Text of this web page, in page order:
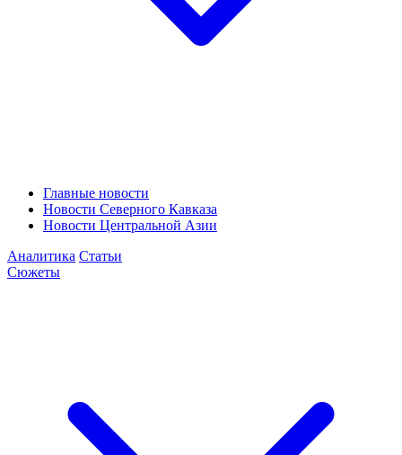
Главные новости
Новости Северного Кавказа
Новости Центральной Азии
Аналитика Статьи
Сюжеты